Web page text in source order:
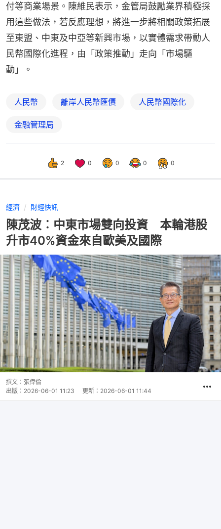
付等商業場景。陳維民表示，金管局鼓勵業界積極採
用這些做法，若反應理想，將進一步將相關政策拓展
至東盟、中東及中亞等新興市場，以實體需求帶動人
民幣國際化進程，由「政策推動」走向「市場驅
動」。
人民幣 離岸人民幣匯價 人民幣國際化
金融管理局
2 0 0 0 0
經濟 財經快訊
陳茂波︰中東市場雙向投資 本輪港股
升市40%資金來自歐美及國際
撰文： 張偉倫
出版： 2026-06-01 11:23 更新： 2026-06-01 11:44